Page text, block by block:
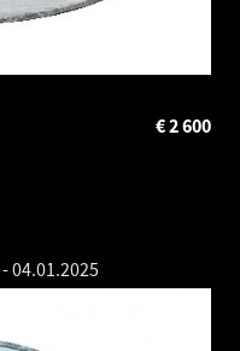
2 600
€
-04.01.2025